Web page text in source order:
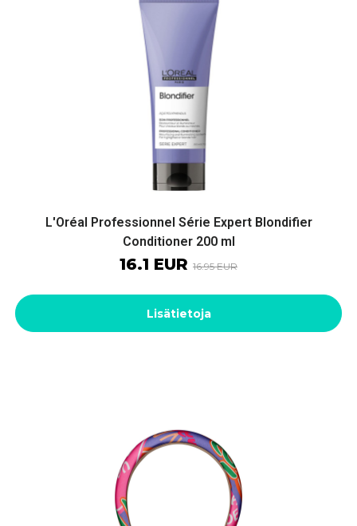
L'Oréal Professionnel Série Expert Blondifier
Conditioner 200 ml
16.1 EUR 16.95 EUR
Lisätietoja